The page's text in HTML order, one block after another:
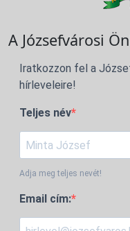
A Józsefvárosi
Iratkozzon fel a
hírleveleire!
Teljes név
Adja meg teljes nevét!
Email cím: